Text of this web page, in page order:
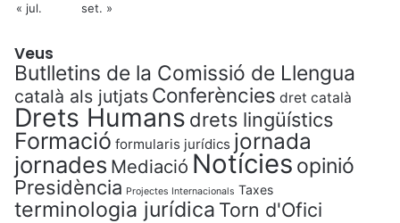
« jul.
set. »
Veus
Butlletins de la Comissió de Llengua
català als jutjats Conferències dret català
Drets Humans drets lingüístics
Formació formularis jurídics jornada
jornades Mediació Notícies opinió
Presidència Projectes Internacionals Taxes
terminologia jurídica Torn d'Ofici